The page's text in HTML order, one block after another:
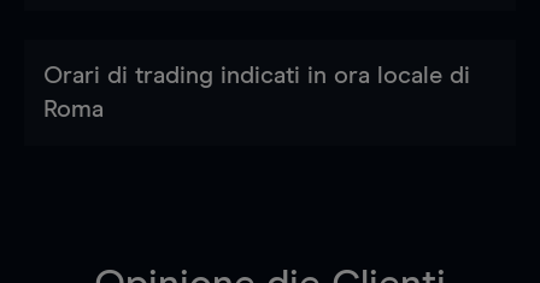
Orari di trading indicati in ora locale di
Roma